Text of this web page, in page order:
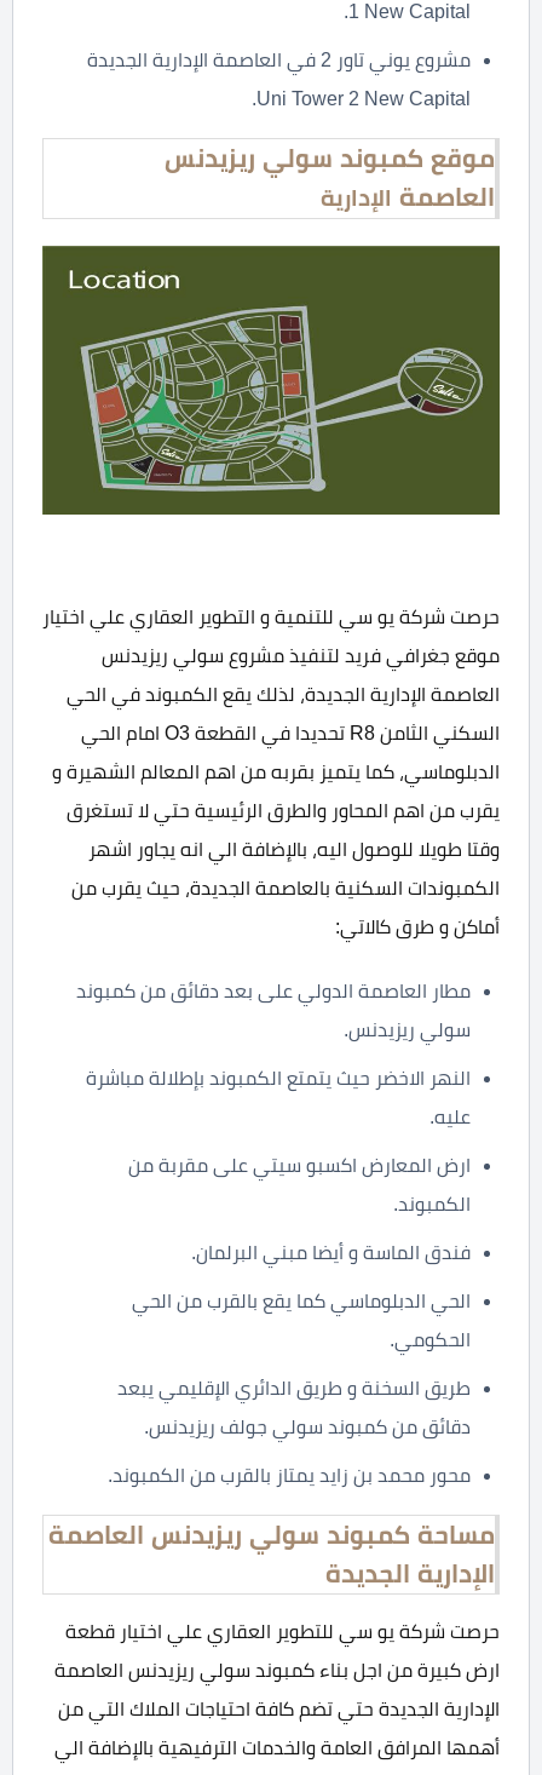
1 New Capital.
مشروع يوني تاور 2 في العاصمة الإدارية الجديدة
Uni Tower 2 New Capital.
موقع كمبوند سولي ريزيدنس
العاصمة الإدارية
حرصت شركة يو سي للتنمية و التطوير العقاري علي اختيار
موقع جغرافي فريد لتنفيذ مشروع سولي ريزيدنس
العاصمة الإدارية الجديدة، لذلك يقع الكمبوند في الحي
السكني الثامن R8 تحديدا في القطعة O3 امام الحي
الدبلوماسي، كما يتميز بقربه من اهم المعالم الشهيرة و
يقرب من اهم المحاور والطرق الرئيسية حتي لا تستغرق
وقتا طويلا للوصول اليه، بالإضافة الي انه يجاور اشهر
الكمبوندات السكنية بالعاصمة الجديدة، حيث يقرب من
أماكن و طرق كالاتي:
مطار العاصمة الدولي على بعد دقائق من كمبوند
سولي ريزيدنس.
النهر الاخضر حيث يتمتع الكمبوند بإطلالة مباشرة
عليه.
ارض المعارض اكسبو سيتي على مقربة من
الكمبوند.
فندق الماسة و أيضا مبني البرلمان.
الحي الدبلوماسي كما يقع بالقرب من الحي
الحكومي.
طريق السخنة و طريق الدائري الإقليمي يبعد
دقائق من كمبوند سولي جولف ريزيدنس.
محور محمد بن زايد يمتاز بالقرب من الكمبوند.
مساحة كمبوند سولي ريزيدنس العاصمة
الإدارية الجديدة
حرصت شركة يو سي للتطوير العقاري علي اختيار قطعة
ارض كبيرة من اجل بناء كمبوند سولي ريزيدنس العاصمة
الإدارية الجديدة حتي تضم كافة احتياجات الملاك التي من
أهمها المرافق العامة والخدمات الترفيهية بالإضافة الي